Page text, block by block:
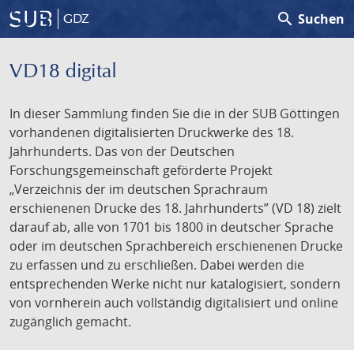
GDZ search Suchen
VD18 digital
In dieser Sammlung finden Sie die in der SUB Göttingen
vorhandenen digitalisierten Druckwerke des 18.
Jahrhunderts. Das von der Deutschen
Forschungsgemeinschaft geförderte Projekt
„Verzeichnis der im deutschen Sprachraum
erschienenen Drucke des 18. Jahrhunderts” (VD 18) zielt
darauf ab, alle von 1701 bis 1800 in deutscher Sprache
oder im deutschen Sprachbereich erschienenen Drucke
zu erfassen und zu erschließen. Dabei werden die
entsprechenden Werke nicht nur katalogisiert, sondern
von vornherein auch vollständig digitalisiert und online
zugänglich gemacht.